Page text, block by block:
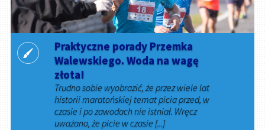
Praktyczne porady Przemka
Walewskiego. Woda na wagę
złota!
Trudno sobie wyobrazić, że przez wiele lat
historii maratońskiej temat picia przed, w
czasie i po zawodach nie istniał. Wręcz
uważano, że picie w czasie [...]